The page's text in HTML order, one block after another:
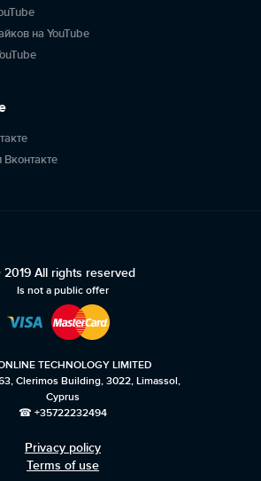
на YouTube
All rights reserved
Is not a public offer
TECHNOLOGY LIMITED
Clerimos Building, 3022, Limassol,
Cyprus
☎ +35722232494
Privacy policy
Terms of use
из России купил